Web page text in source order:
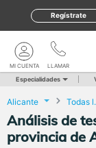
Regístrate
LLAMAR
MI CUENTA
Especialidades
Alicante
Análisis de
provincia de